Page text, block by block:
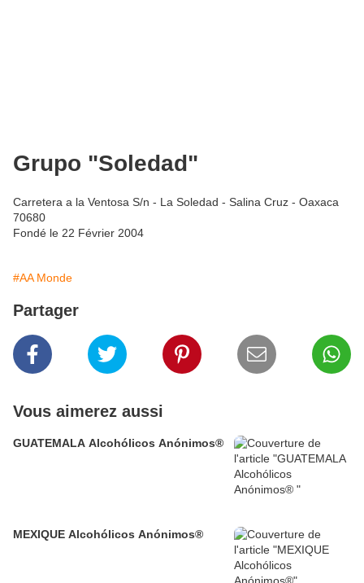
Grupo "Soledad"
Carretera a la Ventosa S/n - La Soledad - Salina Cruz - Oaxaca
70680
Fondé le 22 Février 2004
#AA Monde
Partager
Vous aimerez aussi
GUATEMALA Alcohólicos Anónimos®
MEXIQUE Alcohólicos Anónimos®